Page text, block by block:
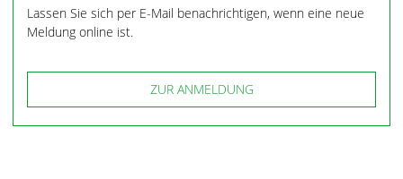
PTK-Newsletter 3/2020
[PDF, 1.83 MB]
Lassen Sie sich per E-Mail benachrichtigen, wenn eine neue
Meldung online ist.
ZUR ANMELDUNG